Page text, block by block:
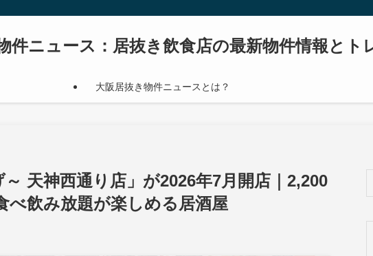
件ニュース：居抜き飲食店の最新物件情報とト
大阪居抜き物件ニュースとは？
天神西通り店」が2026年7月開店｜2,200
べ飲み放題が楽しめる居酒屋